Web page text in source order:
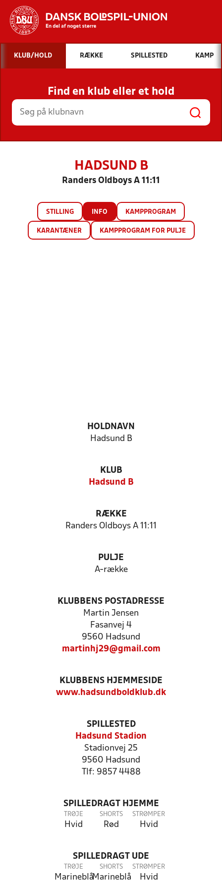
Hvad vil du søge efter?
INDHOLD OG NYHEDER
STILLINGER, RESULTATER, KLUBBER OG
HOLD
KLUB/HOLD RÆKKE SPILLESTED KAMP
Find en klub eller et hold
HADSUND B
Randers Oldboys A 11:11
STILLING INFO KAMPPROGRAM
KARANTÆNER KAMPPROGRAM FOR PULJE
HOLDNAVN
Hadsund B
KLUB
Hadsund B
RÆKKE
Randers Oldboys A 11:11
PULJE
A-række
KLUBBENS POSTADRESSE
Martin Jensen
Fasanvej 4
9560 Hadsund
martinhj29@gmail.com
KLUBBENS HJEMMESIDE
www.hadsundboldklub.dk
SPILLESTED
Hadsund Stadion
Stadionvej 25
9560 Hadsund
Tlf: 9857 4488
SPILLEDRAGT HJEMME
TRØJE
Hvid
SHORTS
Rød
STRØMPER
Hvid
SPILLEDRAGT UDE
TRØJE
Marineblå
SHORTS
Marineblå
STRØMPER
Hvid